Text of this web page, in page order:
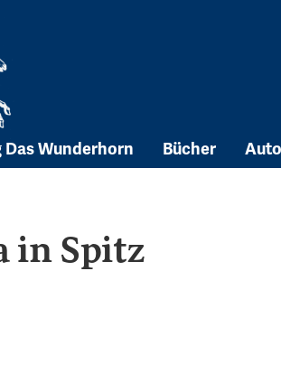
Das Wunderhorn Bücher
in Spitz